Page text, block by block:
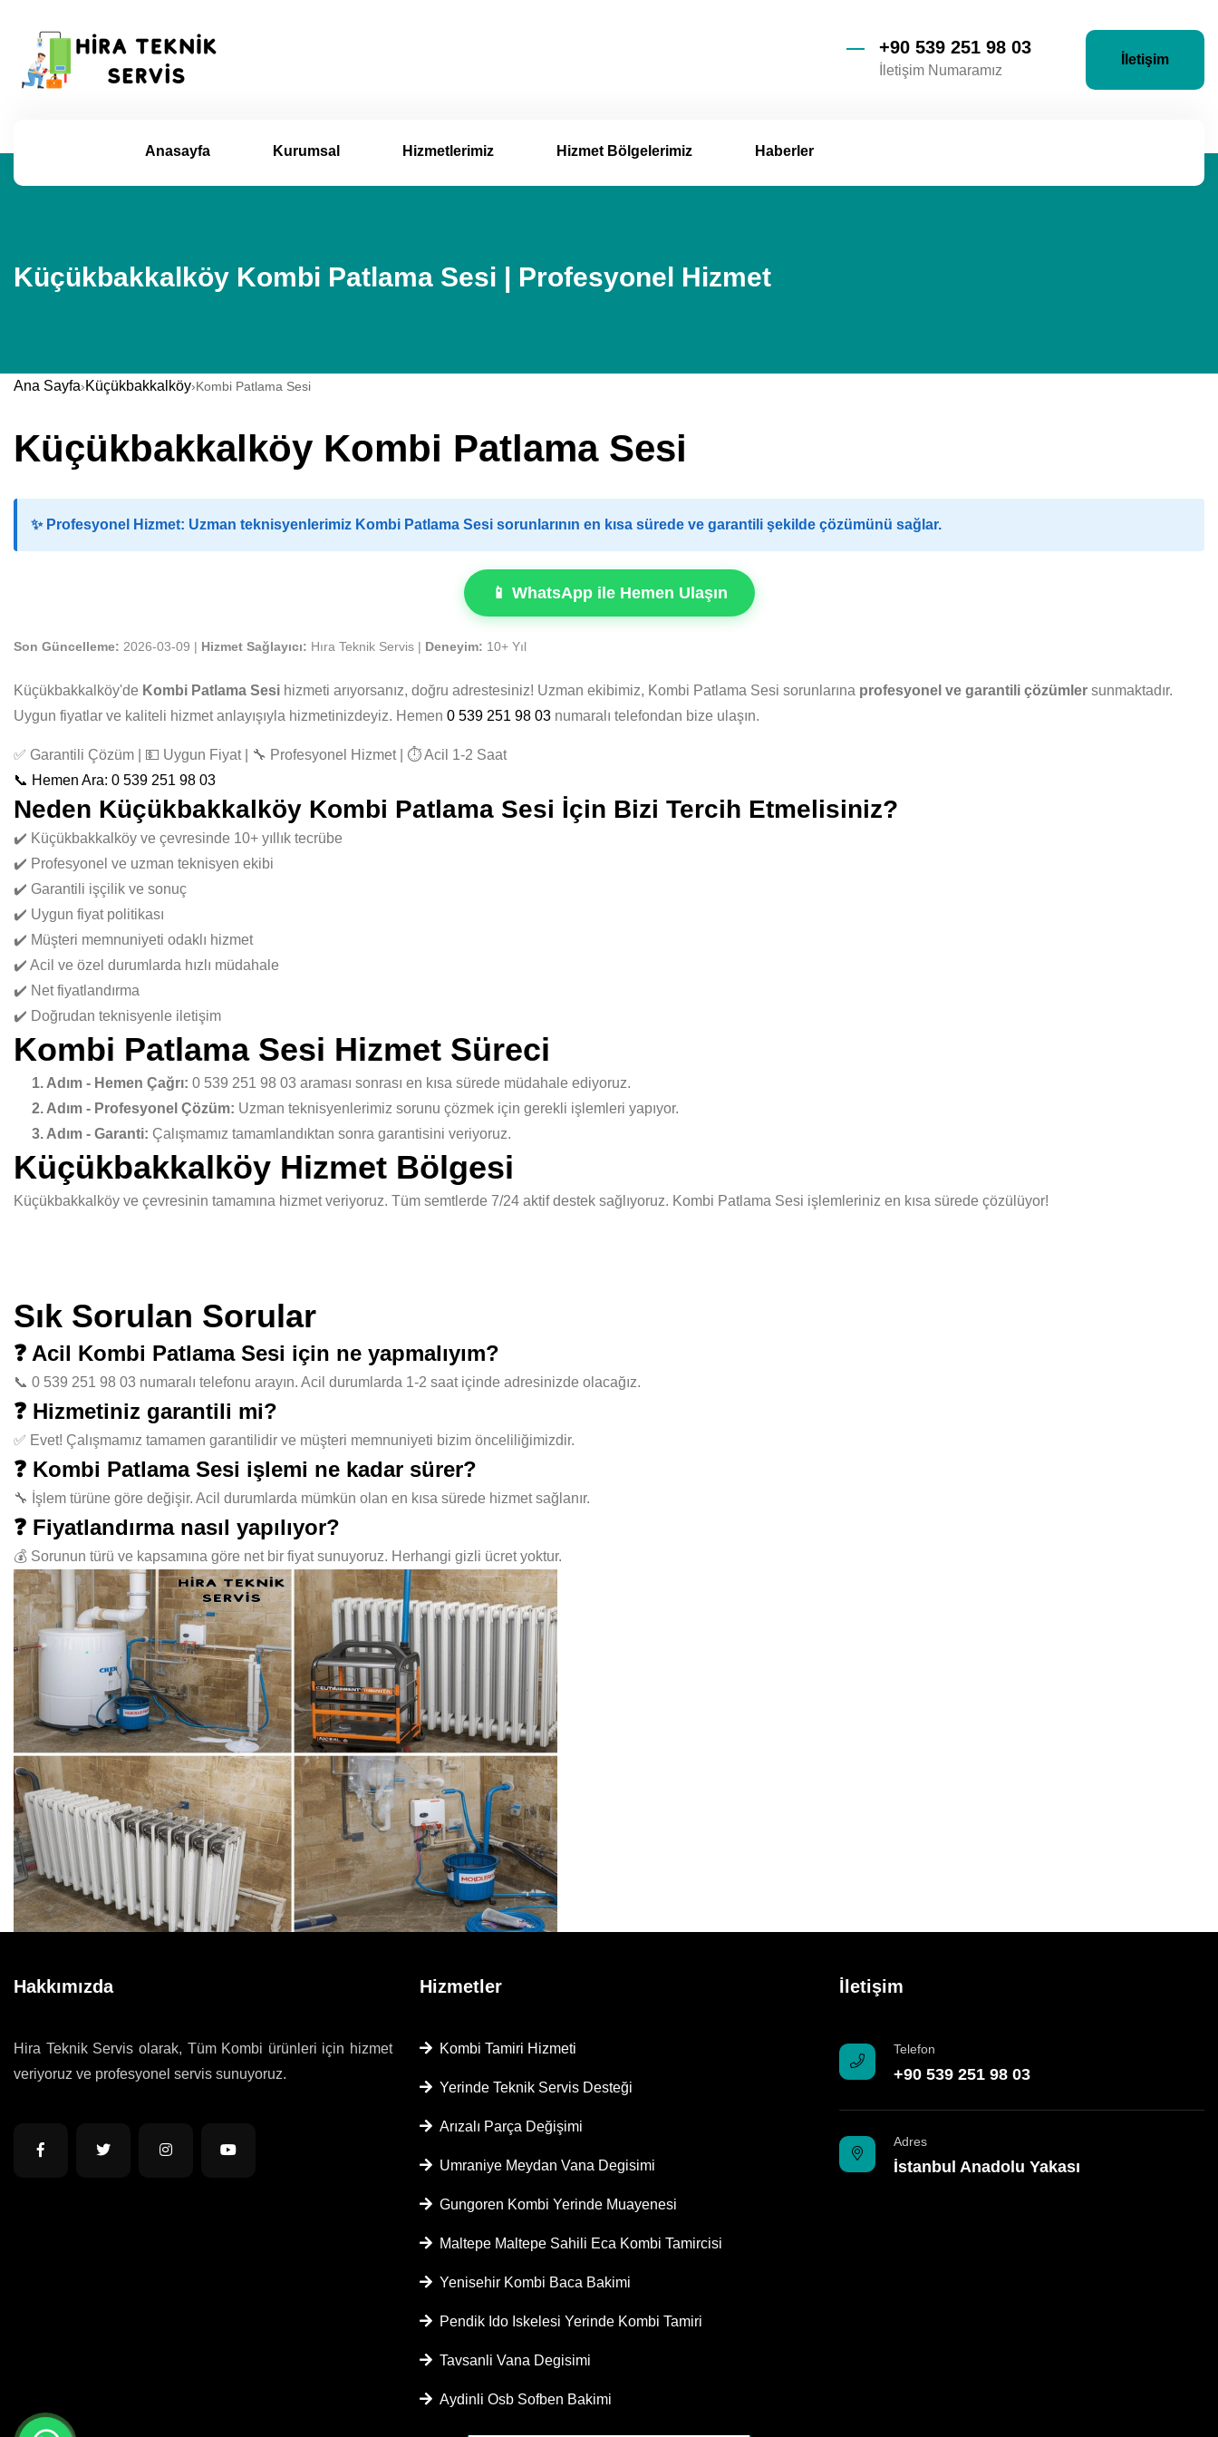
+90 539 251 98 03
İletişim Numaramız
İletişim
Anasayfa Kurumsal Hizmetlerimiz Hizmet Bölgelerimiz Haberler
Küçükbakkalköy Kombi Patlama Sesi | Profesyonel Hizmet
Ana Sayfa›Küçükbakkalköy›Kombi Patlama Sesi
Küçükbakkalköy Kombi Patlama Sesi
✨ Profesyonel Hizmet: Uzman teknisyenlerimiz Kombi Patlama Sesi sorunlarının en kısa sürede ve garantili şekilde çözümünü sağlar.
📱 WhatsApp ile Hemen Ulaşın
Son Güncelleme: 2026-03-09 | Hizmet Sağlayıcı: Hıra Teknik Servis | Deneyim: 10+ Yıl
Küçükbakkalköy'de Kombi Patlama Sesi hizmeti arıyorsanız, doğru adrestesiniz! Uzman ekibimiz, Kombi Patlama Sesi sorunlarına profesyonel ve garantili çözümler sunmaktadır.
Uygun fiyatlar ve kaliteli hizmet anlayışıyla hizmetinizdeyiz. Hemen 0 539 251 98 03 numaralı telefondan bize ulaşın.
✅ Garantili Çözüm | 💵 Uygun Fiyat | 🔧 Profesyonel Hizmet | ⏱️ Acil 1-2 Saat
📞 Hemen Ara: 0 539 251 98 03
Neden Küçükbakkalköy Kombi Patlama Sesi İçin Bizi Tercih Etmelisiniz?
✔️ Küçükbakkalköy ve çevresinde 10+ yıllık tecrübe
✔️ Profesyonel ve uzman teknisyen ekibi
✔️ Garantili işçilik ve sonuç
✔️ Uygun fiyat politikası
✔️ Müşteri memnuniyeti odaklı hizmet
✔️ Acil ve özel durumlarda hızlı müdahale
✔️ Net fiyatlandırma
✔️ Doğrudan teknisyenle iletişim
Kombi Patlama Sesi Hizmet Süreci
1. Adım - Hemen Çağrı: 0 539 251 98 03 araması sonrası en kısa sürede müdahale ediyoruz.
2. Adım - Profesyonel Çözüm: Uzman teknisyenlerimiz sorunu çözmek için gerekli işlemleri yapıyor.
3. Adım - Garanti: Çalışmamız tamamlandıktan sonra garantisini veriyoruz.
Küçükbakkalköy Hizmet Bölgesi
Küçükbakkalköy ve çevresinin tamamına hizmet veriyoruz. Tüm semtlerde 7/24 aktif destek sağlıyoruz. Kombi Patlama Sesi işlemleriniz en kısa sürede çözülüyor!
Sık Sorulan Sorular
❓ Acil Kombi Patlama Sesi için ne yapmalıyım?
📞 0 539 251 98 03 numaralı telefonu arayın. Acil durumlarda 1-2 saat içinde adresinizde olacağız.
❓ Hizmetiniz garantili mi?
✅ Evet! Çalışmamız tamamen garantilidir ve müşteri memnuniyeti bizim önceliliğimizdir.
❓ Kombi Patlama Sesi işlemi ne kadar sürer?
🔧 İşlem türüne göre değişir. Acil durumlarda mümkün olan en kısa sürede hizmet sağlanır.
❓ Fiyatlandırma nasıl yapılıyor?
💰 Sorunun türü ve kapsamına göre net bir fiyat sunuyoruz. Herhangi gizli ücret yoktur.
Hakkımızda
Hira Teknik Servis olarak, Tüm Kombi ürünleri için hizmet
veriyoruz ve profesyonel servis sunuyoruz.
Hizmetler
Kombi Tamiri Hizmeti
Yerinde Teknik Servis Desteği
Arızalı Parça Değişimi
Umraniye Meydan Vana Degisimi
Gungoren Kombi Yerinde Muayenesi
Maltepe Maltepe Sahili Eca Kombi Tamircisi
Yenisehir Kombi Baca Bakimi
Pendik Ido Iskelesi Yerinde Kombi Tamiri
Tavsanli Vana Degisimi
Aydinli Osb Sofben Bakimi
İletişim
Telefon
+90 539 251 98 03
Adres
İstanbul Anadolu Yakası